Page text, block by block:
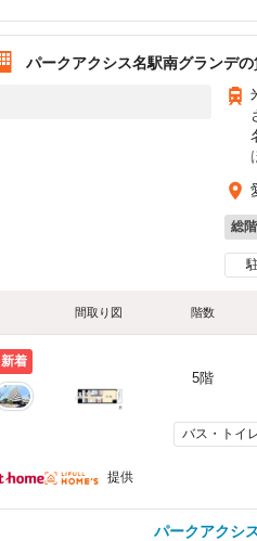
パークアクシス名駅南グランデ
総
間取り図 階数
新着
5階
バス・トイ
提供
パークアクシ